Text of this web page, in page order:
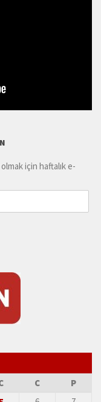
için haftalık e-
C
P